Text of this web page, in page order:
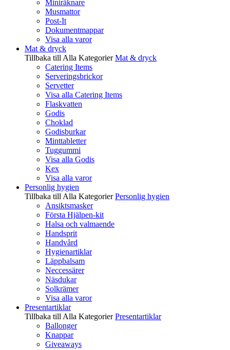
Miniräknare
Musmattor
Post-It
Dokumentmappar
Visa alla varor
Mat & dryck
Tillbaka till Alla Kategorier Mat & dryck
Catering Items
Serveringsbrickor
Servetter
Visa alla Catering Items
Flaskvatten
Godis
Choklad
Godisburkar
Minttabletter
Tuggummi
Visa alla Godis
Kex
Visa alla varor
Personlig hygien
Tillbaka till Alla Kategorier Personlig hygien
Ansiktsmasker
Första Hjälpen-kit
Halsa och valmaende
Handsprit
Handvård
Hygienartiklar
Läppbalsam
Neccessärer
Näsdukar
Solkrämer
Visa alla varor
Presentartiklar
Tillbaka till Alla Kategorier Presentartiklar
Ballonger
Knappar
Giveaways